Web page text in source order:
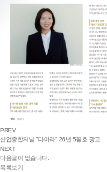
PREV
산업종합저널 "다아라" 26년 5월호 광고
NEXT
다음글이 없습니다.
목록보기